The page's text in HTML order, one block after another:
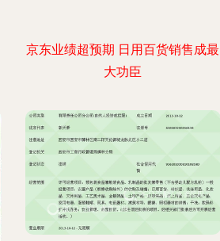
京东业绩超预期 日用百货销售成最
大功臣